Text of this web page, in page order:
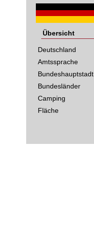
Übersicht
Deutschland
Amtssprache
Bundeshauptstadt
Bundesländer
Camping
Fläche